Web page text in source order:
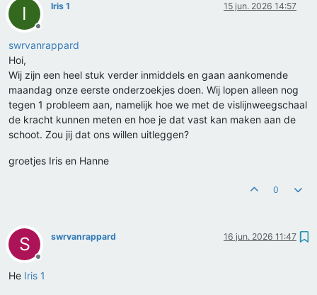
I
Offline
Iris 1 15 jun. 2026 14:57
swrvanrappard
Hoi,
Wij zijn een heel stuk verder inmiddels en gaan aankomende
maandag onze eerste onderzoekjes doen. Wij lopen alleen nog
tegen 1 probleem aan, namelijk hoe we met de vislijnweegschaal
de kracht kunnen meten en hoe je dat vast kan maken aan de
schoot. Zou jij dat ons willen uitleggen?
groetjes Iris en Hanne
0
S
Offline
swrvanrappard 16 jun. 2026 11:47
He Iris 1